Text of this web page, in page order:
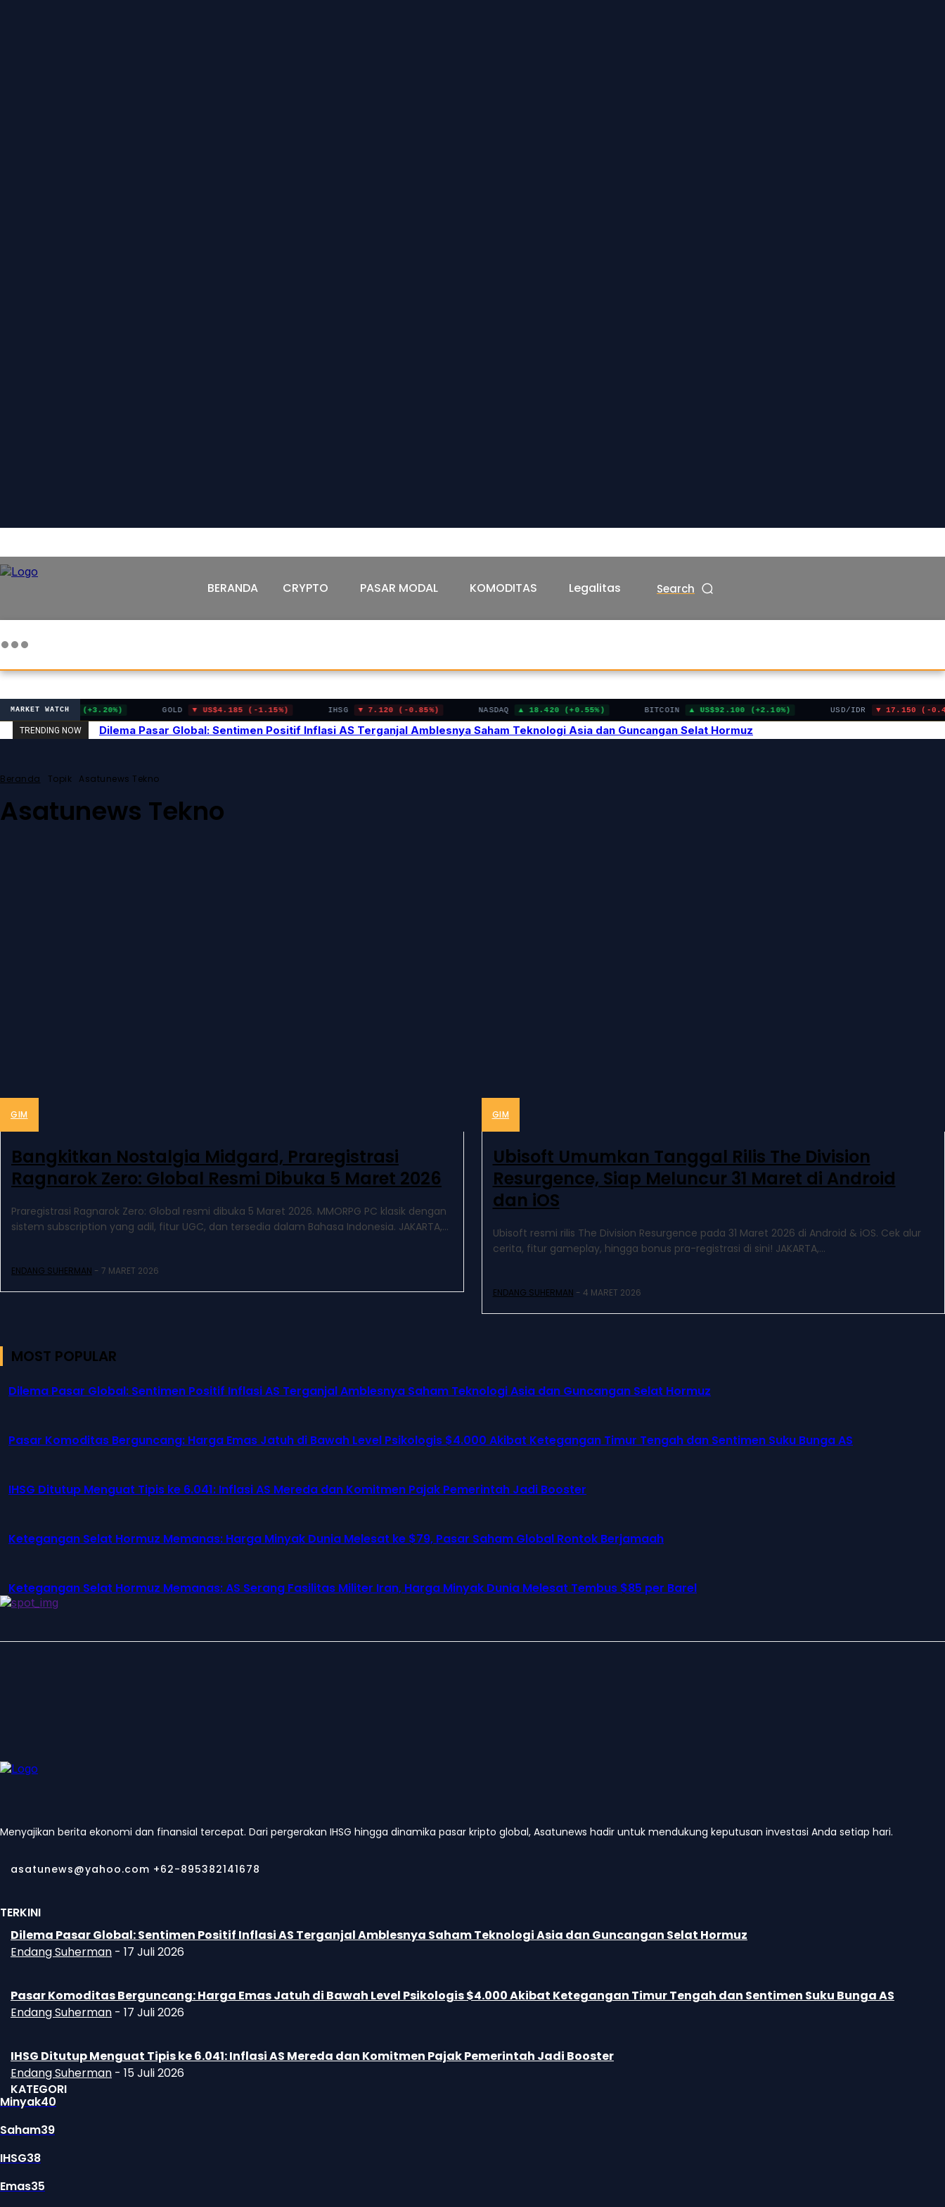
BERANDA CRYPTO PASAR MODAL KOMODITAS Legalitas Search
MARKET WATCH
US$120.40 (+3.20%) GOLD US$4.185 (-1.15%) IHSG 7.120 (-0.85%) NASDAQ 18.420 (+0.55%) BITCOIN US$92.100 (+2.10%) USD/IDR 17.150 (-0.45%)
TRENDING NOW Dilema Pasar Global: Sentimen Positif Inflasi AS Terganjal Amblesnya Saham Teknologi Asia dan Guncangan Selat Hormuz
Beranda Topik Asatunews Tekno
Asatunews Tekno
GIM
Bangkitkan Nostalgia Midgard, Praregistrasi
Ragnarok Zero: Global Resmi Dibuka 5 Maret 2026
Praregistrasi Ragnarok Zero: Global resmi dibuka 5 Maret 2026. MMORPG PC klasik dengan
sistem subscription yang adil, fitur UGC, dan tersedia dalam Bahasa Indonesia. JAKARTA,...
ENDANG SUHERMAN - 7 MARET 2026
GIM
Ubisoft Umumkan Tanggal Rilis The Division
Resurgence, Siap Meluncur 31 Maret di Android
dan iOS
Ubisoft resmi rilis The Division Resurgence pada 31 Maret 2026 di Android & iOS. Cek alur
cerita, fitur gameplay, hingga bonus pra-registrasi di sini! JAKARTA,...
ENDANG SUHERMAN - 4 MARET 2026
MOST POPULAR
Dilema Pasar Global: Sentimen Positif Inflasi AS Terganjal Amblesnya Saham Teknologi Asia dan Guncangan Selat Hormuz
Pasar Komoditas Berguncang: Harga Emas Jatuh di Bawah Level Psikologis $4.000 Akibat Ketegangan Timur Tengah dan Sentimen Suku Bunga AS
IHSG Ditutup Menguat Tipis ke 6.041: Inflasi AS Mereda dan Komitmen Pajak Pemerintah Jadi Booster
Ketegangan Selat Hormuz Memanas: Harga Minyak Dunia Melesat ke $79, Pasar Saham Global Rontok Berjamaah
Ketegangan Selat Hormuz Memanas: AS Serang Fasilitas Militer Iran, Harga Minyak Dunia Melesat Tembus $85 per Barel
Menyajikan berita ekonomi dan finansial tercepat. Dari pergerakan IHSG hingga dinamika pasar kripto global, Asatunews hadir untuk mendukung keputusan investasi Anda setiap hari.
asatunews@yahoo.com +62-895382141678
TERKINI
Dilema Pasar Global: Sentimen Positif Inflasi AS Terganjal Amblesnya Saham Teknologi Asia dan Guncangan Selat Hormuz
Endang Suherman - 17 Juli 2026
Pasar Komoditas Berguncang: Harga Emas Jatuh di Bawah Level Psikologis $4.000 Akibat Ketegangan Timur Tengah dan Sentimen Suku Bunga AS
Endang Suherman - 17 Juli 2026
IHSG Ditutup Menguat Tipis ke 6.041: Inflasi AS Mereda dan Komitmen Pajak Pemerintah Jadi Booster
Endang Suherman - 15 Juli 2026
KATEGORI
Minyak40
Saham39
IHSG38
Emas35